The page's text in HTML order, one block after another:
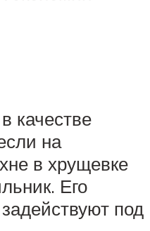
качестве
на
в хрущевке
Его
под